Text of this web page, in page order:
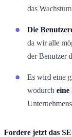
das
Die
da wir alle
der Benutzer
Es wird eine
wodurch eine
Fordere jetzt das